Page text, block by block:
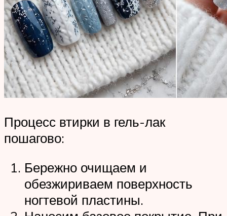
Процесс втирки в гель-лак
пошагово:
Бережно очищаем и
обезжириваем поверхность
ногтевой пластины.